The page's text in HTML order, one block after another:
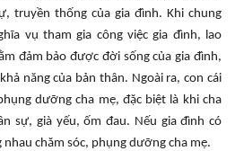
truyền thống của gia đình. Khi chung
vụ tham gia công việc gia đình, lao
đảm bảo được đời sống của gia đình,
năng của bản thân. Ngoài ra, con cái
dưỡng cha mẹ, đặc biệt là khi cha
sự, già yếu, ốm đau. Nếu gia đình có
nhau chăm sóc, phụng dưỡng cha mẹ.